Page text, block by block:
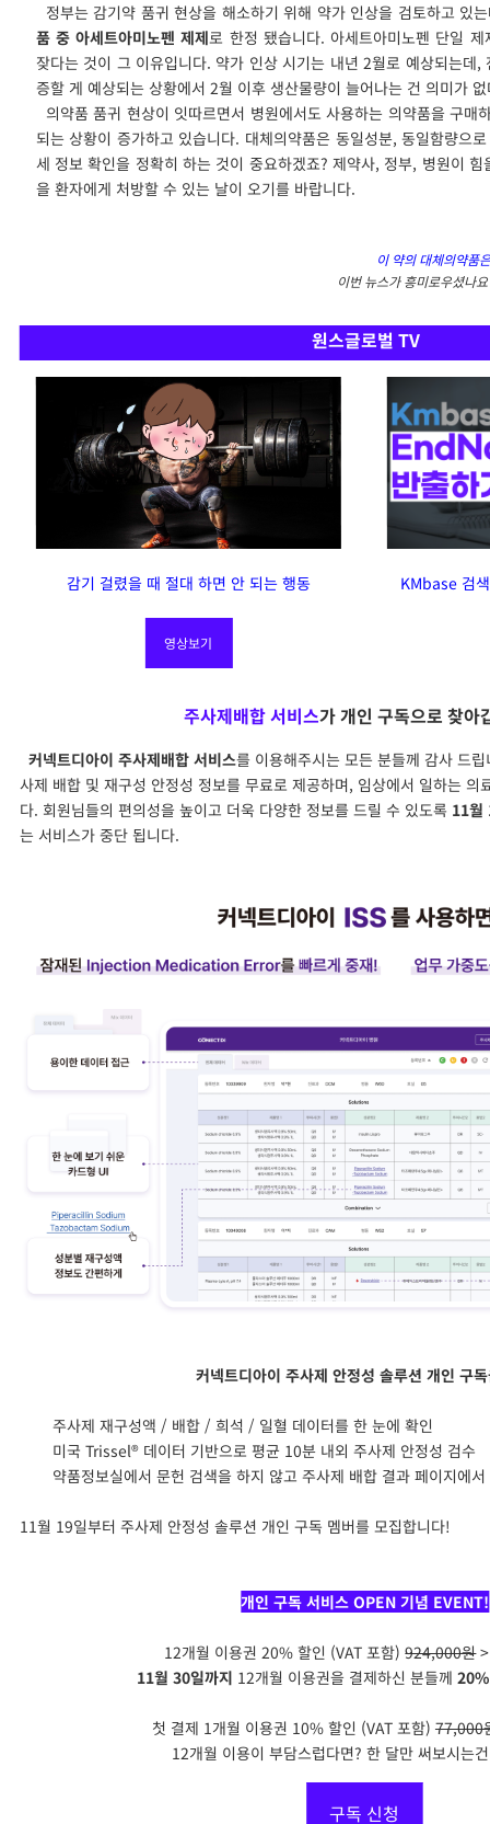
정부는 감기약 품귀 현상을 해소하기 위해 약가 인상을 검토하고 있
품 중 아세트아미노펜 제제로 한정 됐습니다. 아세트아미노펜 단일
잦다는 것이 그 이유입니다. 약가 인상 시기는 내년 2월로 예상되는데
증할 게 예상되는 상황에서 2월 이후 생산물량이 늘어나는 건 의미가
의약품 품귀 현상이 잇따르면서 병원에서도 사용하는 의약품을 구매
되는 상황이 증가하고 있습니다. 대체의약품은 동일성분, 동일함량으
세 정보 확인을 정확히 하는 것이 중요하겠죠? 제약사, 정부, 병원이
을 환자에게 처방할 수 있는 날이 오기를 바랍니다.
이 약의 대체의약품
이번 뉴스가 흥미로우셨나
원스글로벌 TV
감기 걸렸을 때 절대 하면 안 되는 행동
영상보기
KMbase 검
주사제배합 서비스가 개인 구독으로 찾
커넥트디아이 주사제배합 서비스를 이용해주시는 모든 분들께 감사 드
사제 배합 및 재구성 안정성 정보를 무료로 제공하며, 임상에서 일하는 의
다. 회원님들의 편의성을 높이고 더욱 다양한 정보를 드릴 수 있도록 11월
는 서비스가 중단 됩니다.
커넥트디아이 주사제 안정성 솔루션 개인 구
주사제 재구성액 / 배합 / 희석 / 일혈 데이터를 한 눈에 확인
미국 Trissel® 데이터 기반으로 평균 10분 내외 주사제 안정성 검수
약품정보실에서 문헌 검색을 하지 않고 주사제 배합 결과 페이지에
11월 19일부터 주사제 안정성 솔루션 개인 구독 멤버를 모집합니다!
개인 구독 서비스 OPEN 기념 EVENT!
12개월 이용권 20% 할인 (VAT 포함)924,000원>
11월 30일까지 12개월 이용권을 결제하신 분들께
첫 결제 1개월 이용권 10% 할인 (VAT 포함) 77,000
12개월 이용이 부담스럽다면? 한 달만 써보시는
구독 신청